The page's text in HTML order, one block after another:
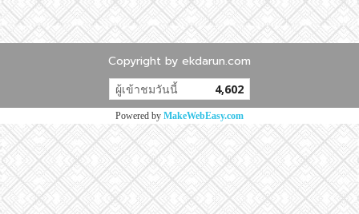
Copyright by ekdarun.com
ผู้เข้าชมวันนี้ 4,602
Powered by MakeWebEasy.com